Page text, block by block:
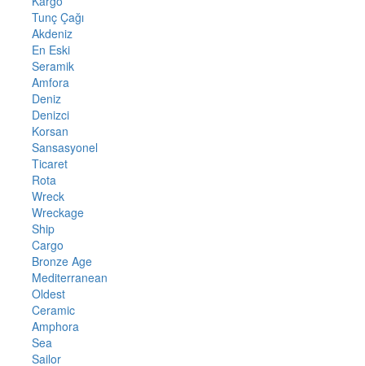
Tunç Çağı
Akdeniz
En Eski
Seramik
Amfora
Deniz
Denizci
Korsan
Sansasyonel
Ticaret
Rota
Wreck
Wreckage
Ship
Cargo
Bronze Age
Mediterranean
Oldest
Ceramic
Amphora
Sea
Sailor